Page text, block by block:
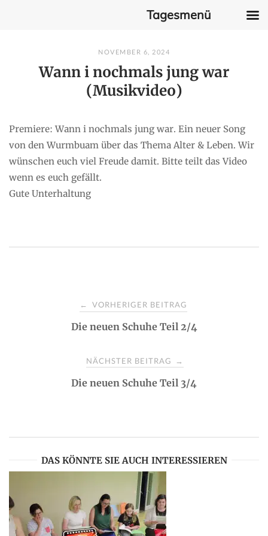
NOVEMBER 6, 2024
Wann i nochmals jung war
(Musikvideo)
Premiere: Wann i nochmals jung war. Ein neuer Song
von den Wurmbuam über das Thema Alter & Leben. Wir
wünschen euch viel Freude damit. Bitte teilt das Video
wenn es euch gefällt.
Gute Unterhaltung
i
← VORHERIGER BEITRAG
Die neuen Schuhe Teil 2/4
NÄCHSTER BEITRAG →
Die neuen Schuhe Teil 3/4
DAS KÖNNTE SIE AUCH INTERESSIEREN
Tagesmenü